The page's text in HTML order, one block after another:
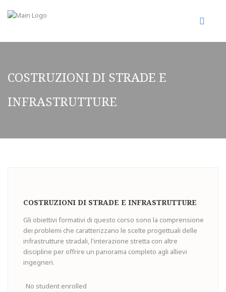
COSTRUZIONI DI STRADE E
INFRASTRUTTURE
COSTRUZIONI DI STRADE E INFRASTRUTTURE
Gli obiettivi formativi di questo corso sono la comprensione
dei problemi che caratterizzano le scelte progettuali delle
infrastrutture stradali, l'interazione stretta con altre
discipline per offrire un panorama completo agli allievi
ingegneri.
No student enrolled